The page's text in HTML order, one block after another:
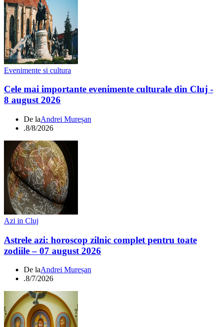
Evenimente si cultura
Cele mai importante evenimente culturale din Cluj -
8 august 2026
De laAndrei Mureșan
.8/8/2026
Azi in Cluj
Astrele azi: horoscop zilnic complet pentru toate
zodiile – 07 august 2026
De laAndrei Mureșan
.8/7/2026